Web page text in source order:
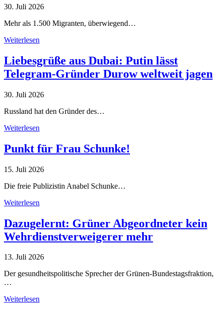
30. Juli 2026
Mehr als 1.500 Migranten, überwiegend…
Weiterlesen
Liebesgrüße aus Dubai: Putin lässt
Telegram-Gründer Durow weltweit jagen
30. Juli 2026
Russland hat den Gründer des…
Weiterlesen
Punkt für Frau Schunke!
15. Juli 2026
Die freie Publizistin Anabel Schunke…
Weiterlesen
Dazugelernt: Grüner Abgeordneter kein
Wehrdienstverweigerer mehr
13. Juli 2026
Der gesundheitspolitische Sprecher der Grünen-Bundestagsfraktion,
…
Weiterlesen